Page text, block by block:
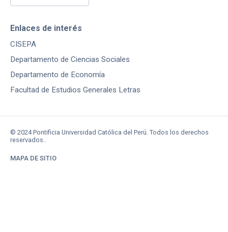
Enlaces de interés
CISEPA
Departamento de Ciencias Sociales
Departamento de Economía
Facultad de Estudios Generales Letras
© 2024 Pontificia Universidad Católica del Perú. Todos los derechos
reservados..
MAPA DE SITIO